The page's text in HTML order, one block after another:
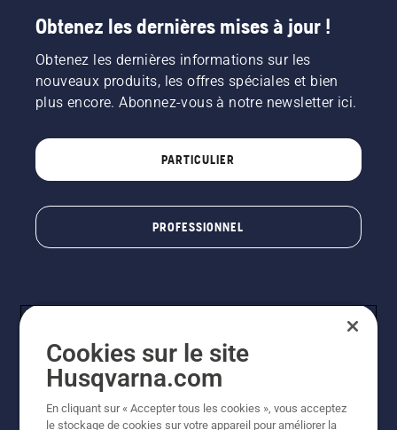
Obtenez les dernières mises à jour !
Obtenez les dernières informations sur les
nouveaux produits, les offres spéciales et bien
plus encore. Abonnez-vous à notre newsletter ici.
PARTICULIER
PROFESSIONNEL
© Husqvarna AB (publ). Tous droits réservés. Les prix
Cookies sur le site
Husqvarna.com
En cliquant sur « Accepter tous les cookies », vous acceptez
le stockage de cookies sur votre appareil pour améliorer la